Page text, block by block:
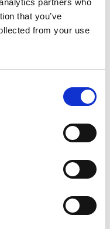
that you’ve
from your use
voor